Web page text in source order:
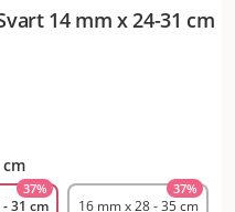
14 mm x 24-31 cm
37%
31 cm
37%
16 mm x 28 - 35 cm